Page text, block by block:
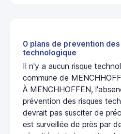
0 plans de prevention
technologique
Il n'y a aucun risque
commune de
À MENCHHOFFEN,
prévention des risques
devrait pas susciter de
est surveillée de près par